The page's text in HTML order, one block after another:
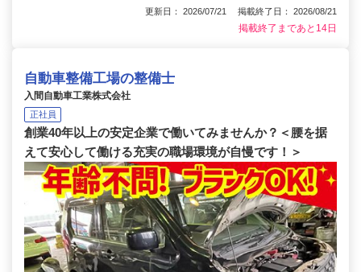
更新日： 2026/07/21 掲載終了日： 2026/08/21
掲載終了まであと14日
自動車整備工場の整備士
入間自動車工業株式会社
正社員
創業40年以上の安定企業で働いてみませんか？＜腰を据
えて安心して働ける充実の職場環境が自慢です！＞